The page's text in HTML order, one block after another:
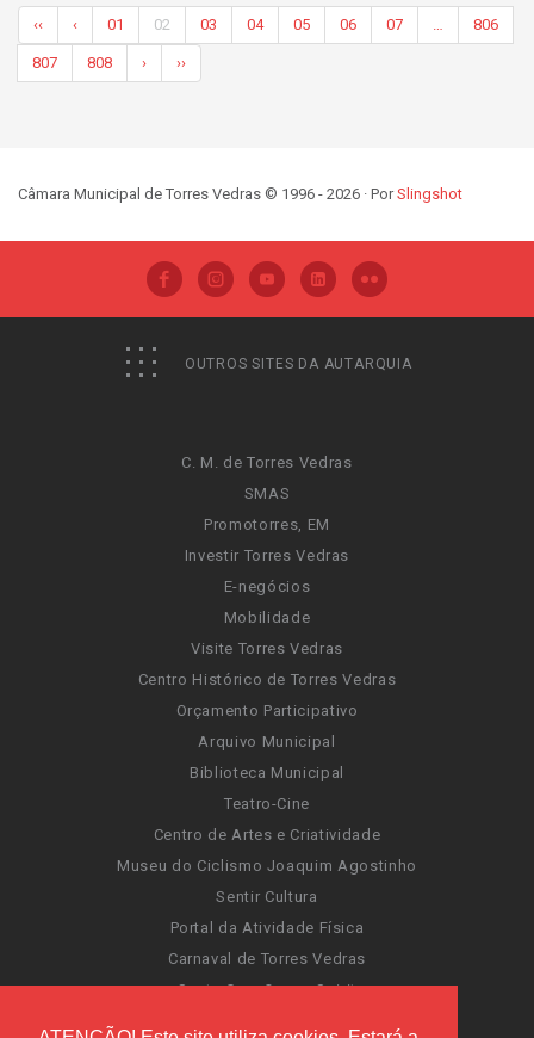
‹‹ ‹ 01 02 03 04 05 06 07 806
807 808 › ››
Câmara Municipal de Torres Vedras © 1996 - 2026 · PorSlingshot
OUTROS SITES DA AUTARQUIA
C. M. de Torres Vedras
SMAS
Promotorres, EM
Investir Torres Vedras
E-negócios
Mobilidade
Visite Torres Vedras
Centro Histórico de Torres Vedras
Orçamento Participativo
Arquivo Municipal
Biblioteca Municipal
Teatro-Cine
Centro de Artes e Criatividade
Museu do Ciclismo Joaquim Agostinho
Sentir Cultura
Portal da Atividade Física
Carnaval de Torres Vedras
Santa Cruz Ocean Spirit